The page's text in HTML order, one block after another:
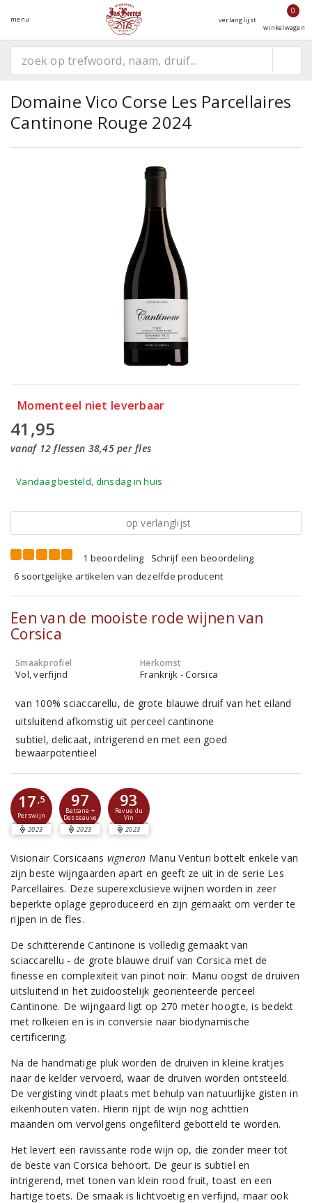
menu verlanglijst
0
winkelwagen
Domaine Vico Corse Les Parcellaires
Cantinone Rouge 2024
Momenteel niet leverbaar
41,95
vanaf 12 flessen 38,45 per fles
Vandaag besteld, dinsdag in huis
op verlanglijst
1 beoordeling
Schrijf een beoordeling
6 soortgelijke artikelen van dezelfde producent
Een van de mooiste rode wijnen van
Corsica
Smaakprofiel
Vol, verfijnd
Herkomst
Frankrijk - Corsica
van 100% sciaccarellu, de grote blauwe druif van het eiland
uitsluitend afkomstig uit perceel cantinone
subtiel, delicaat, intrigerend en met een goed
bewaarpotentieel
17 ,5
Perswijn
2023
97
Bettane +
Desseauve
2023
93
Revue du
Vin
2023
Visionair Corsicaans vigneron Manu Venturi bottelt enkele van
zijn beste wijngaarden apart en geeft ze uit in de serie Les
Parcellaires. Deze superexclusieve wijnen worden in zeer
beperkte oplage geproduceerd en zijn gemaakt om verder te
rijpen in de fles.
De schitterende Cantinone is volledig gemaakt van
sciaccarellu - de grote blauwe druif van Corsica met de
finesse en complexiteit van pinot noir. Manu oogst de druiven
uitsluitend in het zuidoostelijk georiënteerde perceel
Cantinone. De wijngaard ligt op 270 meter hoogte, is bedekt
met rolkeien en is in conversie naar biodynamische
certificering.
Na de handmatige pluk worden de druiven in kleine kratjes
naar de kelder vervoerd, waar de druiven worden ontsteeld.
De vergisting vindt plaats met behulp van natuurlijke gisten in
eikenhouten vaten. Hierin rijpt de wijn nog achttien
maanden om vervolgens ongefilterd gebotteld te worden.
Het levert een ravissante rode wijn op, die zonder meer tot
de beste van Corsica behoort. De geur is subtiel en
intrigerend, met tonen van klein rood fruit, toast en een
hartige toets. De smaak is lichtvoetig en verfijnd, maar ook